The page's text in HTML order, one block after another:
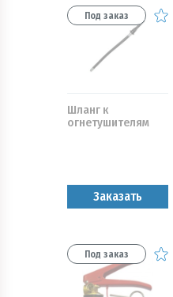
Под заказ
Шланг к
огнетушителям
Заказать
Под заказ